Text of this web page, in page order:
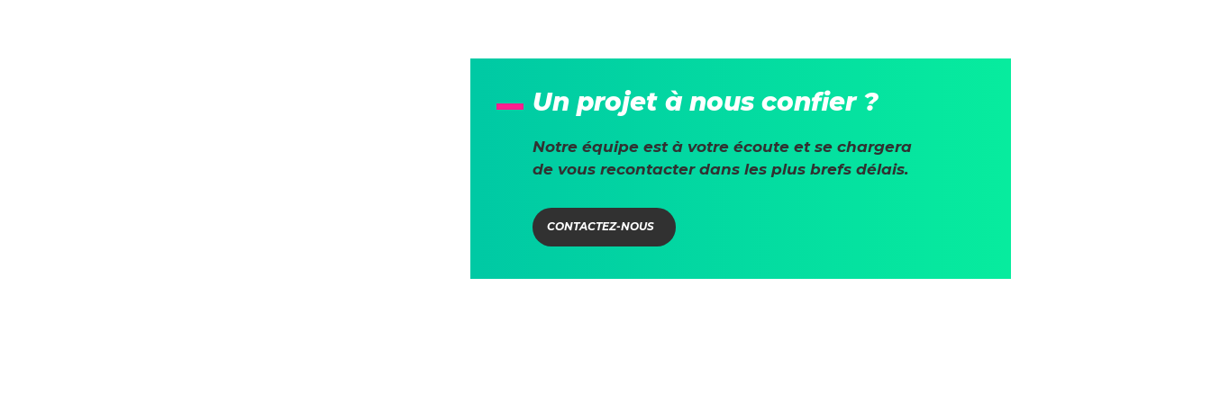
Un projet à nous confier ?
Notre équipe est à votre écoute et se chargera
de vous recontacter dans les plus brefs délais.
CONTACTEZ-NOUS